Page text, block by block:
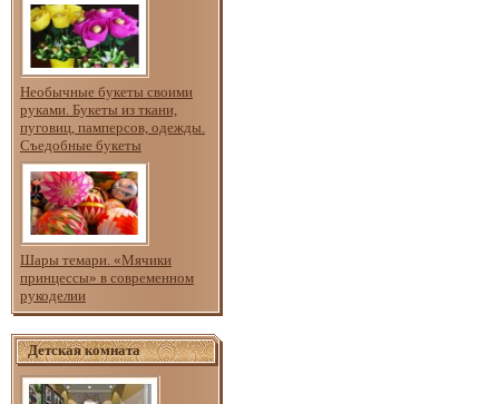
Необычные букеты своими
руками. Букеты из ткани,
пуговиц, памперсов, одежды.
Съедобные букеты
Шары темари. «Мячики
принцессы» в современном
рукоделии
Детская комната